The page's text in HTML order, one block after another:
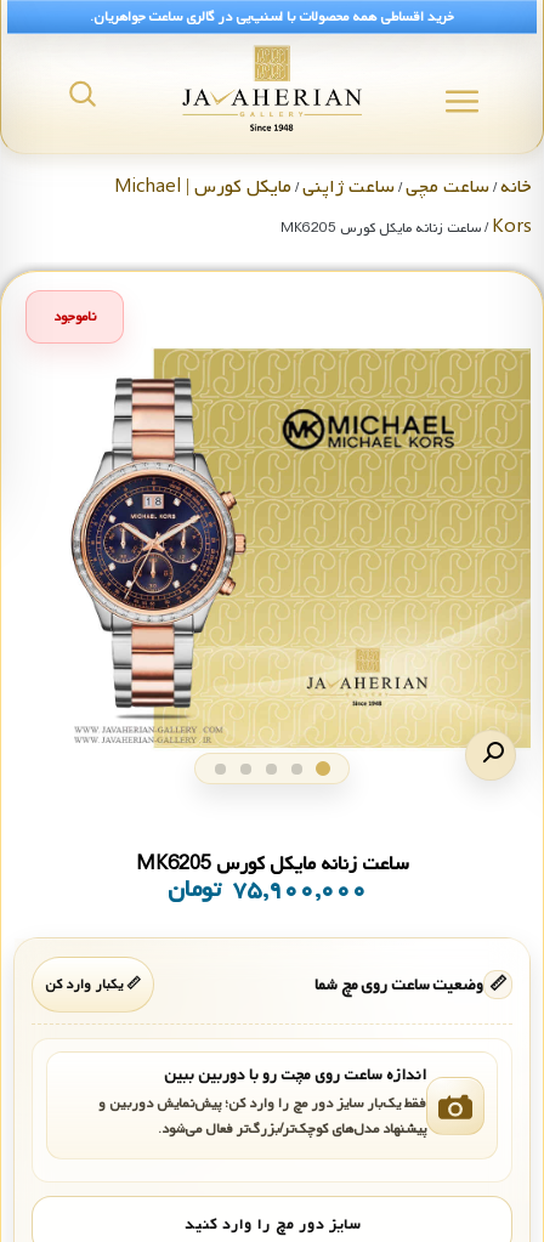
خرید اقساطی همه محصولات با اسنپ‌پی در گالری ساعت جواهریان.
خانه/ساعت مچی/ساعت ژاپنی/
مایکل کورس | Michael
Kors/ ساعت زنانه مایکل کورس MK6205
ناموجود
ساعت زنانه مایکل کورس MK6205
۷۵,۹۰۰,۰۰۰ تومان
📏 وضعیت ساعت روی مچ شما 📏 یکبار وارد کن
اندازه ساعت روی مچت رو با دوربین ببین
فقط یک‌بار سایز دور مچ را وارد کن؛ پیش‌نمایش دوربین و
پیشنهاد مدل‌های کوچک‌تر/بزرگ‌تر فعال می‌شود.
سایز دور مچ را وارد کنید